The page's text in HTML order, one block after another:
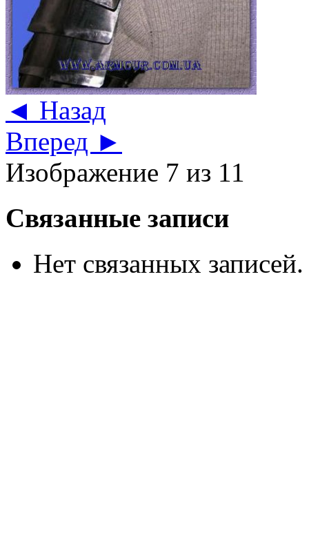
◄ Назад
Вперед ►
Изображение 7 из 11
Связанные записи
Нет связанных записей.